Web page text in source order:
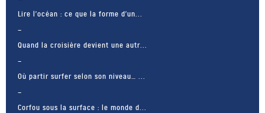
Lire l’océan : ce que la forme d’un...
Quand la croisière devient une autr...
Où partir surfer selon son niveau… ...
Corfou sous la surface : le monde d...